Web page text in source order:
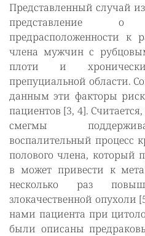
Представленный случай
представление
предрасположенности к
члена мужчин с
плоти и
препуциальной области.
данным эти факторы
пациентов [3, 4].
смегмы
воспалительный процесс
полового члена, который
в может привести к
несколько раз
злокачественной опухоли
нами пациента при
были описаны